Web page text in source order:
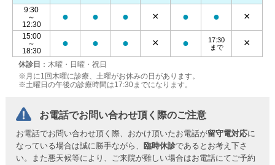
休診日 ：木曜・日曜・祝日
※月に1回木曜に診療、土曜がお休みの日があります。
※土曜日の午後の診療時間は17:30までになります。
9:30
～
12:30
● ● ● × ● ● ×
15:00
～
18:30
● ● ● × ●
17:30
まで
×
お電話でお問い合わせ頂く際のご注意
お電話でお問い合わせ頂く際、おかけ頂いたお電話が留守電対応に
なっている場合は誠に勝手ながら、
臨時休診であるとお考え下さ
い。また悪天候等により、ご来院が難しい場合はお電話にてご予約